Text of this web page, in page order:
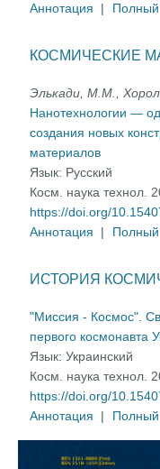
Аннотация
| Полный
КОСМИЧЕСКИЕ
Элькади, М.М.,
Нанотехнологии —
создания новых
материалов
Язык: Русский
Косм. наука технол.
https://doi.org/
Аннотация
| Полный
ИСТОРИЯ
"Миссия - Космос".
первого космонавта
Язык:Украинский
Косм. наука технол.
https://doi.org/
Аннотация
| Полный